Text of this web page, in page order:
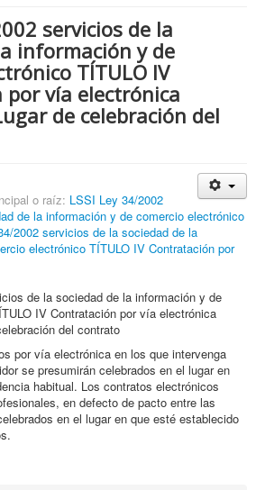
cumplir con la LOPD RGPD?
la LOPD - RGPD?
por ti?
nombrar un DPD / DPO ?
servicios de la
información y de
TÍTULO IV
vía electrónica
de celebración del
o raíz: LSSI Ley 34/2002
de la información y de comercio electrónico
2002 servicios de la sociedad de la
electrónico TÍTULO IV Contratación por
de la sociedad de la información y de
IV Contratación por vía electrónica
del contrato
por vía electrónica en los que intervenga
se presumirán celebrados en el lugar en
habitual. Los contratos electrónicos
en defecto de pacto entre las
en el lugar en que esté establecido